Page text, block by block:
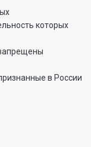
которых
в России